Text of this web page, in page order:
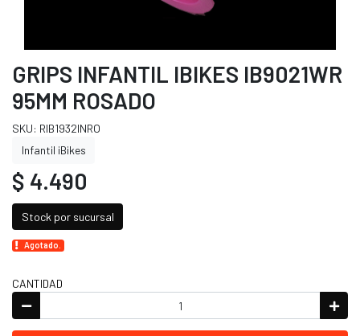
GRIPS INFANTIL IBIKES IB9021WR
95MM ROSADO
SKU: RIB1932INRO
Infantil iBikes
$ 4.490
Stock por sucursal
Agotado.
CANTIDAD